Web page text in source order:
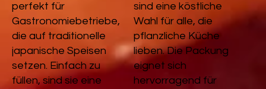
perfekt für
Gastronomiebetriebe,
die auf traditionelle
japanische Speisen
setzen. Einfach zu
füllen, sind sie eine
sind eine köstliche
Wahl für alle, die
pflanzliche Küche
lieben. Die Packung
eignet sich
hervorragend für